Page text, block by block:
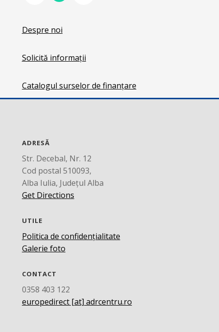
Despre noi
Solicită informații
Catalogul surselor de finanțare
ADRESĂ
Str. Decebal, Nr. 12
Cod postal 510093,
Alba Iulia, Județul Alba
Get Directions
UTILE
Politica de confidențialitate
Galerie foto
CONTACT
0358 403 122
europedirect [at] adrcentru.ro